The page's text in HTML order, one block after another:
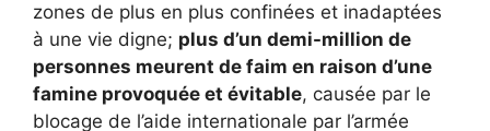
zones de plus en plus confinées et inadaptées
à une vie digne; plus d’un demi-million de
personnes meurent de faim en raison d’une
famine provoquée et évitable, causée par le
blocage de l’aide internationale par l’armée